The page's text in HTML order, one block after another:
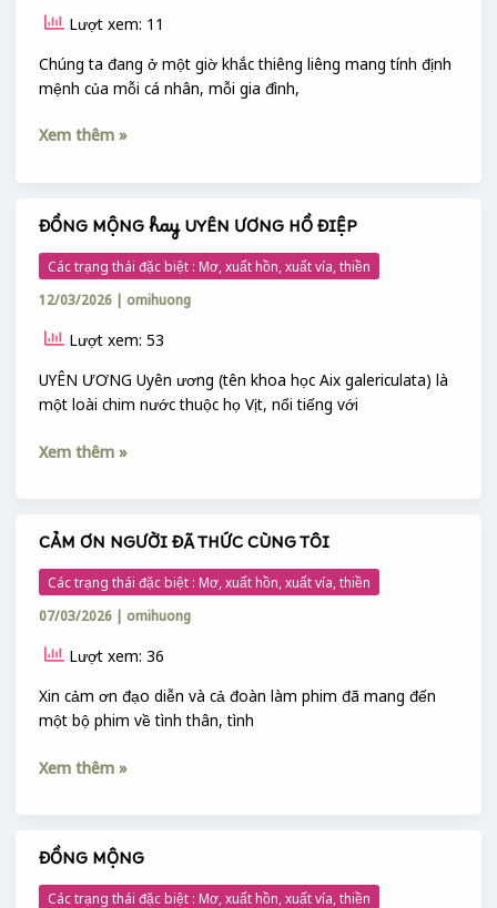
Lượt xem: 11
Chúng ta đang ở một giờ khắc thiêng liêng mang tính định
mệnh của mỗi cá nhân, mỗi gia đình,
MỆNH,
MỆNH
TRÙM
THÂN
Xem thêm »
ĐỒNG MỘNG hay UYÊN ƯƠNG HỒ ĐIỆP
Các trạng thái đặc biệt : Mơ, xuất hồn, xuất vía, thiền
12/03/2026 | omihuong
Lượt xem: 53
UYÊN ƯƠNG Uyên ương (tên khoa học Aix galericulata) là
một loài chim nước thuộc họ Vịt, nổi tiếng với
ĐỒNG
MỘNG
hay
UYÊN
ƯƠNG
HỒ
ĐIỆP
Xem thêm »
CẢM ƠN NGƯỜI ĐÃ THỨC CÙNG TÔI
Các trạng thái đặc biệt : Mơ, xuất hồn, xuất vía, thiền
07/03/2026 | omihuong
Lượt xem: 36
Xin cảm ơn đạo diễn và cả đoàn làm phim đã mang đến
một bộ phim về tình thân, tình
CẢM
ƠN
NGƯỜI
ĐÃ
THỨC
TÔI
Xem thêm »
ĐỒNG MỘNG
Các trạng thái đặc biệt : Mơ, xuất hồn, xuất vía, thiền
ĐỒNG
MỘNG